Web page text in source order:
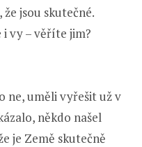
jsou skutečné.
vy – věříte jim?
ne, uměli vyřešit už v
někdo našel
je Země skutečně